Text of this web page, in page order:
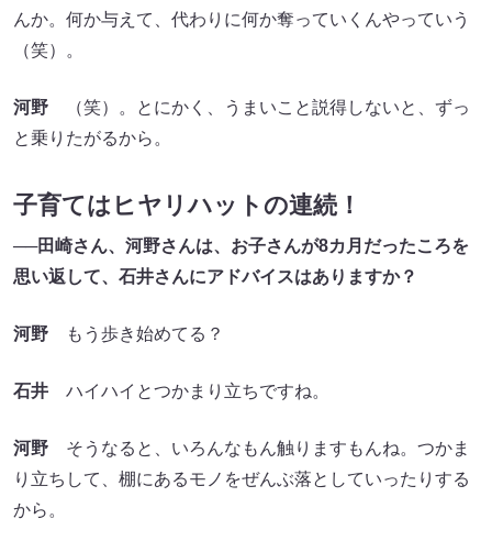
んか。何か与えて、代わりに何か奪っていくんやっていう
（笑）。
河野 （笑）。とにかく、うまいこと説得しないと、ずっ
と乗りたがるから。
子育てはヒヤリハットの連続！
──田崎さん、河野さんは、お子さんが8カ月だったころを
思い返して、石井さんにアドバイスはありますか？
河野 もう歩き始めてる？
石井 ハイハイとつかまり立ちですね。
河野 そうなると、いろんなもん触りますもんね。つかま
り立ちして、棚にあるモノをぜんぶ落としていったりする
から。